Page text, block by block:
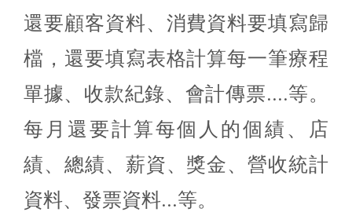
還要顧客資料、消費資料要填寫歸
檔，還要填寫表格計算每一筆療程
單據、收款紀錄、會計傳票....等。
每月還要計算每個人的個績、店
績、總績、薪資、獎金、營收統計
資料、發票資料...等。